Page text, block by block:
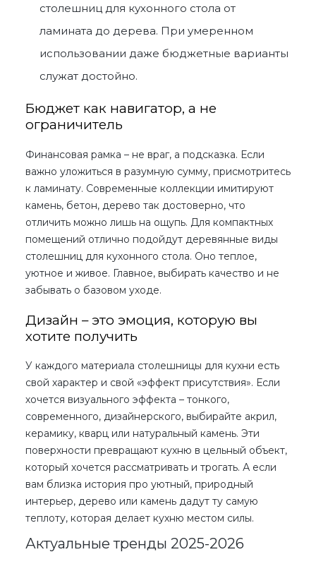
столешниц для кухонного стола от
ламината до дерева. При умеренном
использовании даже бюджетные варианты
служат достойно.
Бюджет как навигатор, а не
ограничитель
Финансовая рамка – не враг, а подсказка. Если
важно уложиться в разумную сумму, присмотритесь
к ламинату. Современные коллекции имитируют
камень, бетон, дерево так достоверно, что
отличить можно лишь на ощупь. Для компактных
помещений отлично подойдут деревянные виды
столешниц для кухонного стола. Оно теплое,
уютное и живое. Главное, выбирать качество и не
забывать о базовом уходе.
Дизайн – это эмоция, которую вы
хотите получить
У каждого материала столешницы для кухни есть
свой характер и свой «эффект присутствия». Если
хочется визуального эффекта – тонкого,
современного, дизайнерского, выбирайте акрил,
керамику, кварц или натуральный камень. Эти
поверхности превращают кухню в цельный объект,
который хочется рассматривать и трогать. А если
вам близка история про уютный, природный
интерьер, дерево или камень дадут ту самую
теплоту, которая делает кухню местом силы.
Актуальные тренды 2025-2026